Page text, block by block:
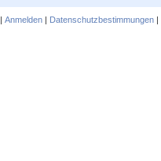
| Anmelden | Datenschutzbestimmungen |